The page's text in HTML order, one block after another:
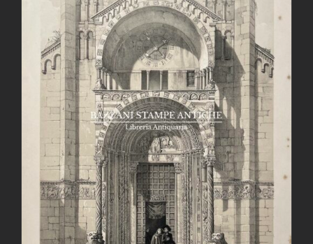
AGGIUNGI AL CARRELLO / DETTAGLI